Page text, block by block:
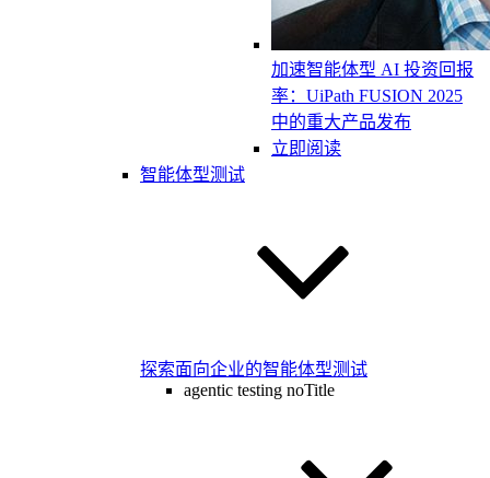
加速智能体型 AI 投资回报
率：UiPath FUSION 2025
中的重大产品发布
立即阅读
智能体型测试
探索面向企业的智能体型测试
agentic testing noTitle